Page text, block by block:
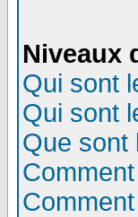
Niveaux
Qui sont
Qui sont
Que sont